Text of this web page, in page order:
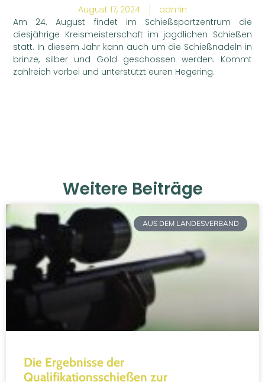
August 17, 2024
admin
Am 24. August findet im Schießsportzentrum die
diesjährige Kreismeisterschaft im jagdlichen Schießen
statt. In diesem Jahr kann auch um die Schießnadeln in
brinze, silber und Gold geschossen werden. Kommt
zahlreich vorbei und unterstützt euren Hegering.
Weitere Beiträge
AUS DEM LANDESVERBAND
Die Ergebnisse der
Qualifikationsschießen zur